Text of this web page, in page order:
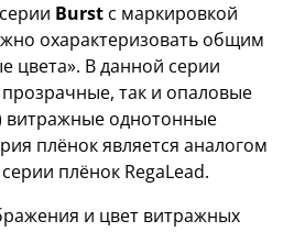
Burst с маркировкой
охарактеризовать общим
цвета». В данной серии
так и опаловые
витражные однотонные
плёнок является аналогом
плёнок RegaLead.
и цвет витражных